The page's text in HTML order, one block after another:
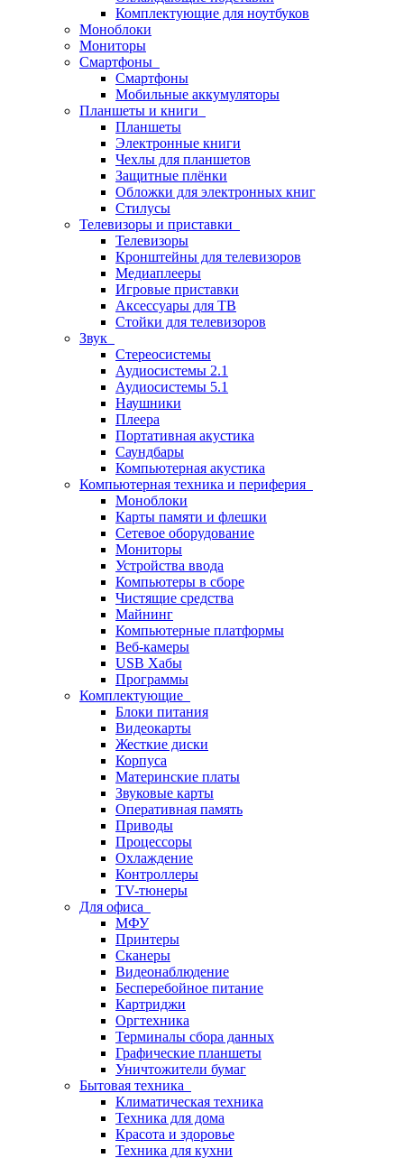
Комплектующие для ноутбуков
Моноблоки
Мониторы
Смартфоны
Смартфоны
Мобильные аккумуляторы
Планшеты и книги
Планшеты
Электронные книги
Чехлы для планшетов
Защитные плёнки
Обложки для электронных книг
Стилусы
Телевизоры и приставки
Телевизоры
Кронштейны для телевизоров
Медиаплееры
Игровые приставки
Аксессуары для ТВ
Стойки для телевизоров
Звук
Стереосистемы
Аудиосистемы 2.1
Аудиосистемы 5.1
Наушники
Плеера
Портативная акустика
Саундбары
Компьютерная акустика
Компьютерная техника и периферия
Моноблоки
Карты памяти и флешки
Сетевое оборудование
Мониторы
Устройства ввода
Компьютеры в сборе
Чистящие средства
Майнинг
Компьютерные платформы
Веб-камеры
USB Хабы
Программы
Комплектующие
Блоки питания
Видеокарты
Жесткие диски
Корпуса
Материнские платы
Звуковые карты
Оперативная память
Приводы
Процессоры
Охлаждение
Контроллеры
TV-тюнеры
Для офиса
МФУ
Принтеры
Сканеры
Видеонаблюдение
Бесперебойное питание
Картриджи
Оргтехника
Терминалы сбора данных
Графические планшеты
Уничтожители бумаг
Бытовая техника
Климатическая техника
Техника для дома
Красота и здоровье
Техника для кухни